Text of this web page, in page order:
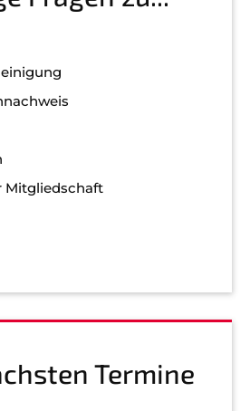
Mitgliedschaft
Termine